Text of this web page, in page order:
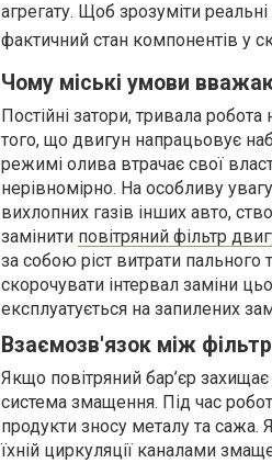
агрегату. Щоб зрозуміти
фактичний стан компонентів у
Чому міські умови
Постійні затори, тривала
того, що двигун напрацьовує
режимі олива втрачає свої
нерівномірно. На особливу
вихлопних газів інших авто,
замінити повітряний фільтр
за собою ріст витрати пального
скорочувати інтервал заміни
експлуатується на запилених
Взаємозв'язок між
Якщо повітряний бар’єр
система змащення. Під час
продукти зносу металу та сажа.
їхній циркуляції каналами